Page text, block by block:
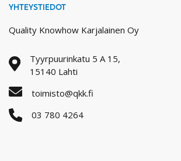
YHTEYSTIEDOT
Quality Knowhow Karjalainen Oy
Tyyrpuurinkatu 5 A 15,
15140 Lahti
toimisto@qkk.fi
03 780 4264